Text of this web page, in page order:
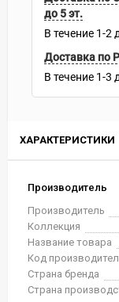
ХАРАКТЕРИСТИКИ
Производитель
Производитель
Коллекция
Название товара
Код
Страна бренда
Страна
до 5 эт.
В течение 1-2
Доставка по
В течение 1-3